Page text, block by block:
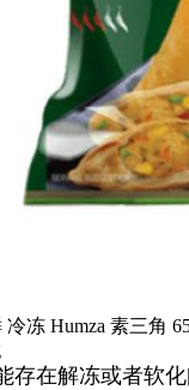
冷冻 Humza 素三角
存在解冻或者软